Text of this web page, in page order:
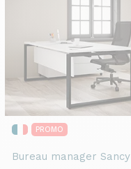
PROMO
Bureau manager Sancy